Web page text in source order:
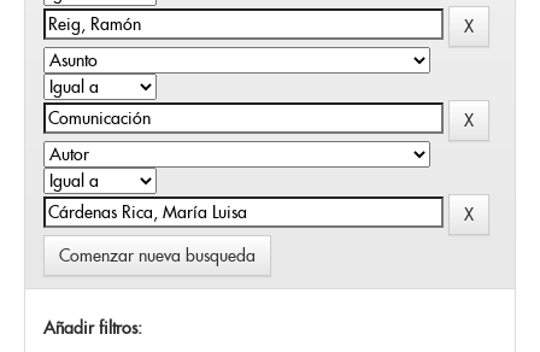
Comenzar nueva busqueda
Añadir filtros: